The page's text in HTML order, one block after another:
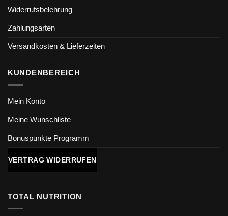
Widerrufsbelehrung
Zahlungsarten
Versandkosten & Lieferzeiten
KUNDENBEREICH
Mein Konto
Meine Wunschliste
Bonuspunkte Programm
VERTRAG WIDERRUFEN
TOTAL NUTRITION